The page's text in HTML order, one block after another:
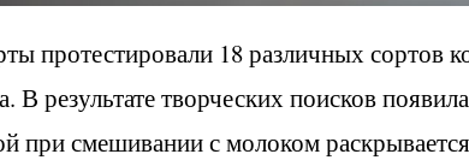
протестировали 18 различных сортов
В результате творческих поисков
при смешивании с молоком